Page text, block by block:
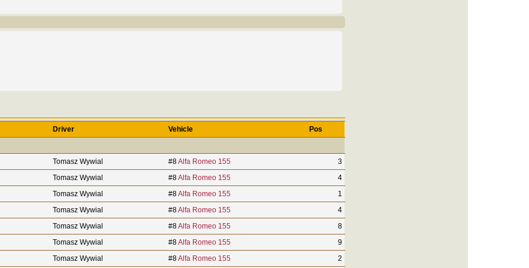
Driver Vehicle
Pos
Tomasz Wywial #8Alfa Romeo 155
3
Tomasz Wywial #8Alfa Romeo 155
4
Tomasz Wywial #8Alfa Romeo 155
1
Tomasz Wywial #8Alfa Romeo 155
4
Tomasz Wywial #8Alfa Romeo 155
8
Tomasz Wywial #8Alfa Romeo 155
9
Tomasz Wywial #8Alfa Romeo 155 2